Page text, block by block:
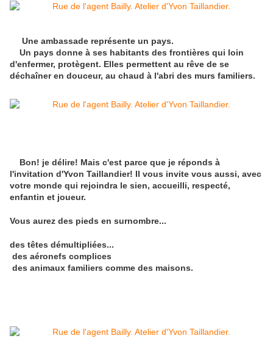
Une ambassade représente un pays.
Un pays donne à ses habitants des frontières qui loin
d'enfermer, protègent. Elles permettent au rêve de se
déchaîner en douceur, au chaud à l'abri des murs familiers.
Bon! je délire! Mais c'est parce que je réponds à
l'invitation d'Yvon Taillandier! Il vous invite vous aussi, avec
votre monde qui rejoindra le sien, accueilli, respecté,
enfantin et joueur.
Vous aurez des pieds en surnombre...
des têtes démultipliées...
des aéronefs complices
des animaux familiers comme des maisons.